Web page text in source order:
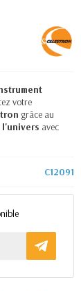
votre
grâce au
avec
C12091